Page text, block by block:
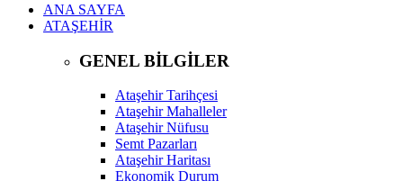
ANA SAYFA
ATAŞEHİR
GENEL BİLGİLER
Ataşehir Tarihçesi
Ataşehir Mahalleler
Ataşehir Nüfusu
Semt Pazarları
Ataşehir Haritası
Ekonomik Durum